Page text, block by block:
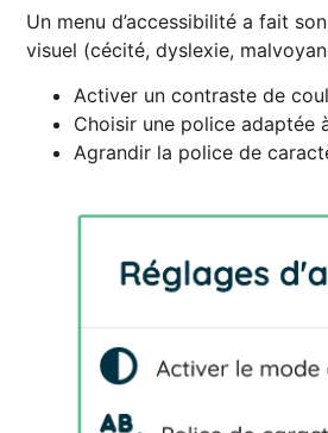
Un menu d’accessibilité a fait
visuel (cécité, dyslexie,
Activer un contraste de
Choisir une police adaptée
Agrandir la police de